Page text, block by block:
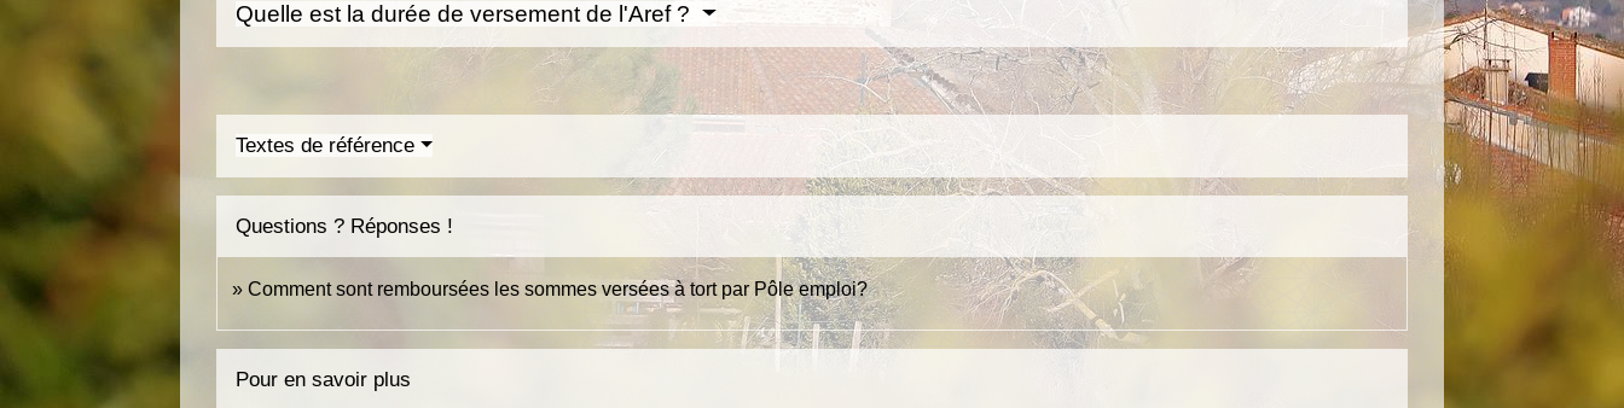
Quelle est la durée de versement de l'Aref ?
Textes de référence
Questions ? Réponses !
Comment sont remboursées les sommes versées à tort par Pôle emploi?
Pour en savoir plus